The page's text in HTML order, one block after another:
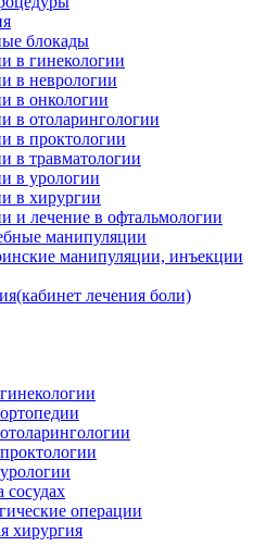
блокады
в гинекологии
в неврологии
в онкологии
в отоларингологии
в проктологии
в травматологии
в урологии
в хирургии
и лечение в офтальмологии
манипуляции
манипуляции, инъекции
лечения боли)
операции
хирургия